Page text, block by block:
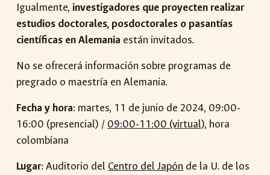
Igualmente,investigadores que proyecten realizar
estudios doctorales, posdoctorales o pasantías
científicas en Alemania están invitados.
No se ofrecerá información sobre programas de
pregrado o maestría en Alemania.
Fecha y hora: martes, 11 de junio de 2024, 09:00-
16:00 (presencial) / 09:00-11:00 (virtual), hora
colombiana
Lugar: Auditorio del Centro del Japón de la U. de los